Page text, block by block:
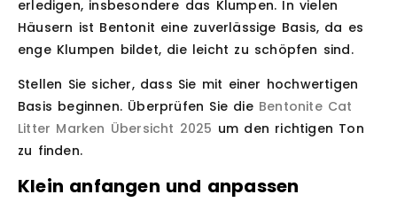
erledigen, insbesondere das Klumpen. In vielen
Häusern ist Bentonit eine zuverlässige Basis, da es
enge Klumpen bildet, die leicht zu schöpfen sind.
Stellen Sie sicher, dass Sie mit einer hochwertigen
Basis beginnen. Überprüfen Sie die Bentonite Cat
Litter Marken Übersicht 2025 um den richtigen Ton
zu finden.
Klein anfangen und anpassen